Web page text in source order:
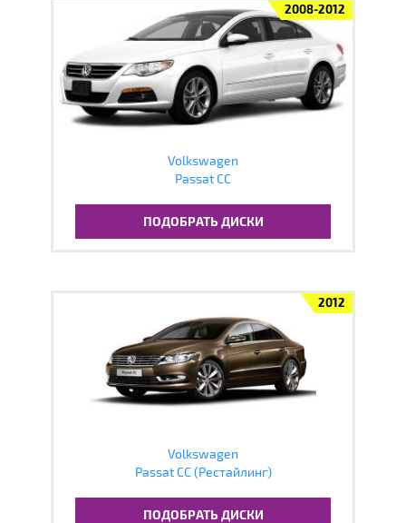
2008-2012
Volkswagen
Passat CC
ПОДОБРАТЬ ДИСКИ
2012
Volkswagen
Passat CC (Рестайлинг)
ПОДОБРАТЬ ДИСКИ